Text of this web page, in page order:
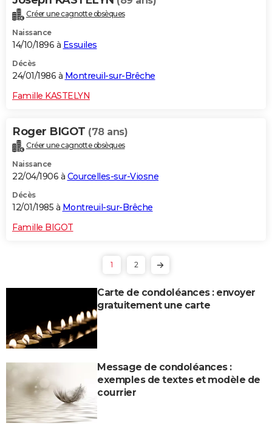
Créer une cagnotte obsèques
Naissance
14/10/1896 à Essuiles
Décès
24/01/1986 à Montreuil-sur-Brêche
Famille KASTELYN
Roger BIGOT (78 ans)
Créer une cagnotte obsèques
Naissance
22/04/1906 à Courcelles-sur-Viosne
Décès
12/01/1985 à Montreuil-sur-Brêche
Famille BIGOT
1 2
Carte de condoléances : envoyer
gratuitement une carte
Message de condoléances :
exemples de textes et modèle de
courrier